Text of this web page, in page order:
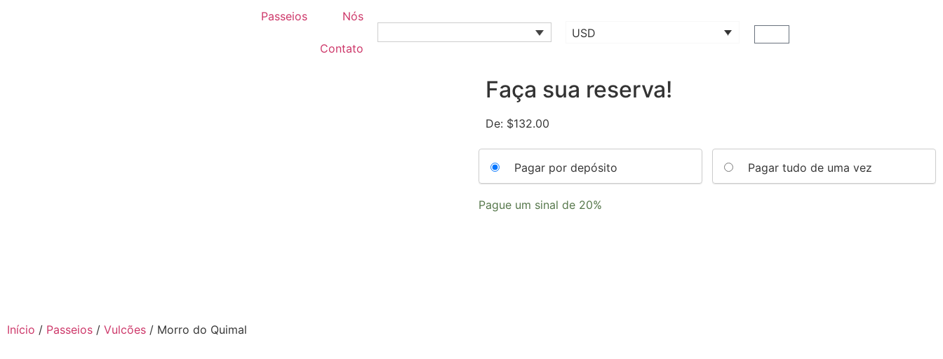
Passeios Nós
Contato
USD
Início / Passeios / Vulcões / Morro do Quimal
Faça sua reserva!
De: $132.00
your
option
Pagar por depósito Pagar tudo de uma vez
Pague um sinal de 20%